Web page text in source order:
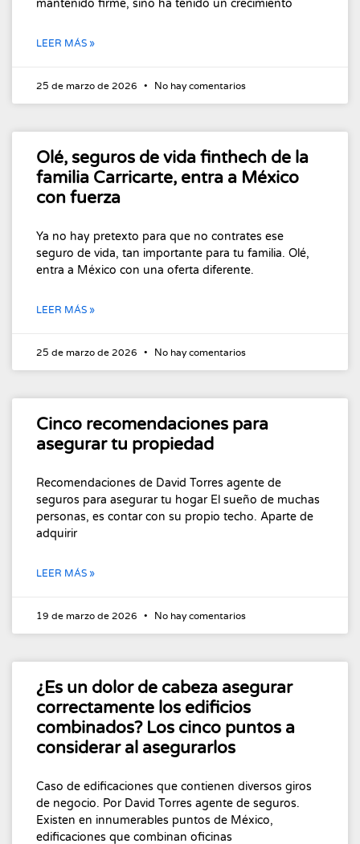
mantenido firme, sino ha tenido un crecimiento
LEER MÁS »
25 de marzo de 2026 No hay comentarios
Olé, seguros de vida finthech de la
familia Carricarte, entra a México
con fuerza
Ya no hay pretexto para que no contrates ese
seguro de vida, tan importante para tu familia. Olé,
entra a México con una oferta diferente.
LEER MÁS »
25 de marzo de 2026 No hay comentarios
Cinco recomendaciones para
asegurar tu propiedad
Recomendaciones de David Torres agente de
seguros para asegurar tu hogar El sueño de muchas
personas, es contar con su propio techo. Aparte de
adquirir
LEER MÁS »
19 de marzo de 2026 No hay comentarios
¿Es un dolor de cabeza asegurar
correctamente los edificios
combinados? Los cinco puntos a
considerar al asegurarlos
Caso de edificaciones que contienen diversos giros
de negocio. Por David Torres agente de seguros.
Existen en innumerables puntos de México,
edificaciones que combinan oficinas